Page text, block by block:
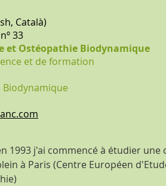
Català)
33
et Ostéopathie Biodynamique
et de formation
Biodynamique
1993 j'ai commencé à étudier une
à Paris (Centre Européen